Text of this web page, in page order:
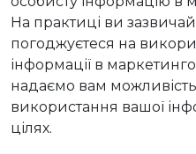
На практиці ви
погоджуєтеся на
інформації в
надаємо вам
використання вашої
цілях.